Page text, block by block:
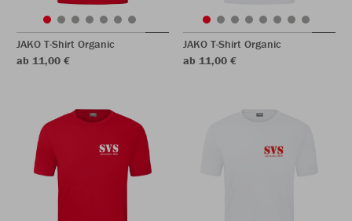
JAKO T-Shirt Organic
ab 11,00 €
JAKO T-Shirt Organic
ab 11,00 €